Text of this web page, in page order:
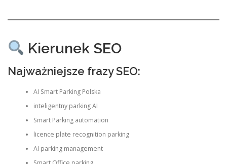
Kierunek SEO
Najważniejsze frazy SEO:
AI Smart Parking Polska
inteligentny parking AI
Smart Parking automation
licence plate recognition parking
AI parking management